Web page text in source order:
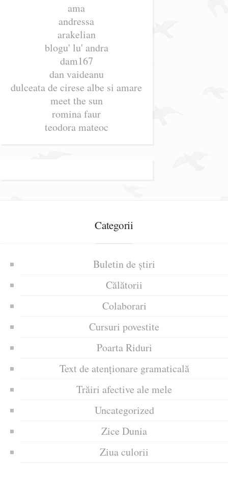
ama
andressa
arakelian
blogu' lu' andra
dam167
dan vaideanu
dulceata de cirese albe si amare
meet the sun
romina faur
teodora mateoc
Categorii
Buletin de știri
Călătorii
Colaborari
Cursuri povestite
Poarta Riduri
Text de atenționare gramaticală
Trăiri afective ale mele
Uncategorized
Zice Dunia
Ziua culorii